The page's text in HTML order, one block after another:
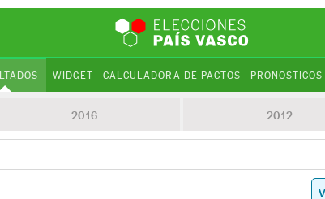
WIDGET CALCULADORA DE PACTOS PRONOSTICOS
2016 2012